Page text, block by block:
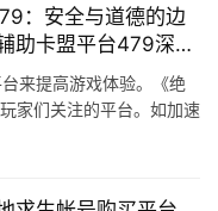
：安全与道德的边
助卡盟平台479深度
来提高游戏体验。《绝
家们关注的平台。如加速